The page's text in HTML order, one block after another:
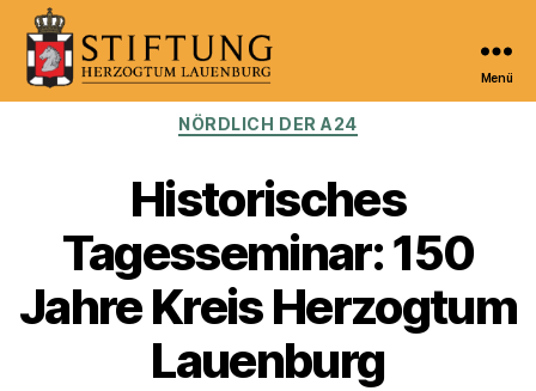
Kulturportal
Menü
Kategorien
NÖRDLICH DER A24
Historisches
Tagesseminar: 150
Jahre Kreis Herzogtum
Lauenburg